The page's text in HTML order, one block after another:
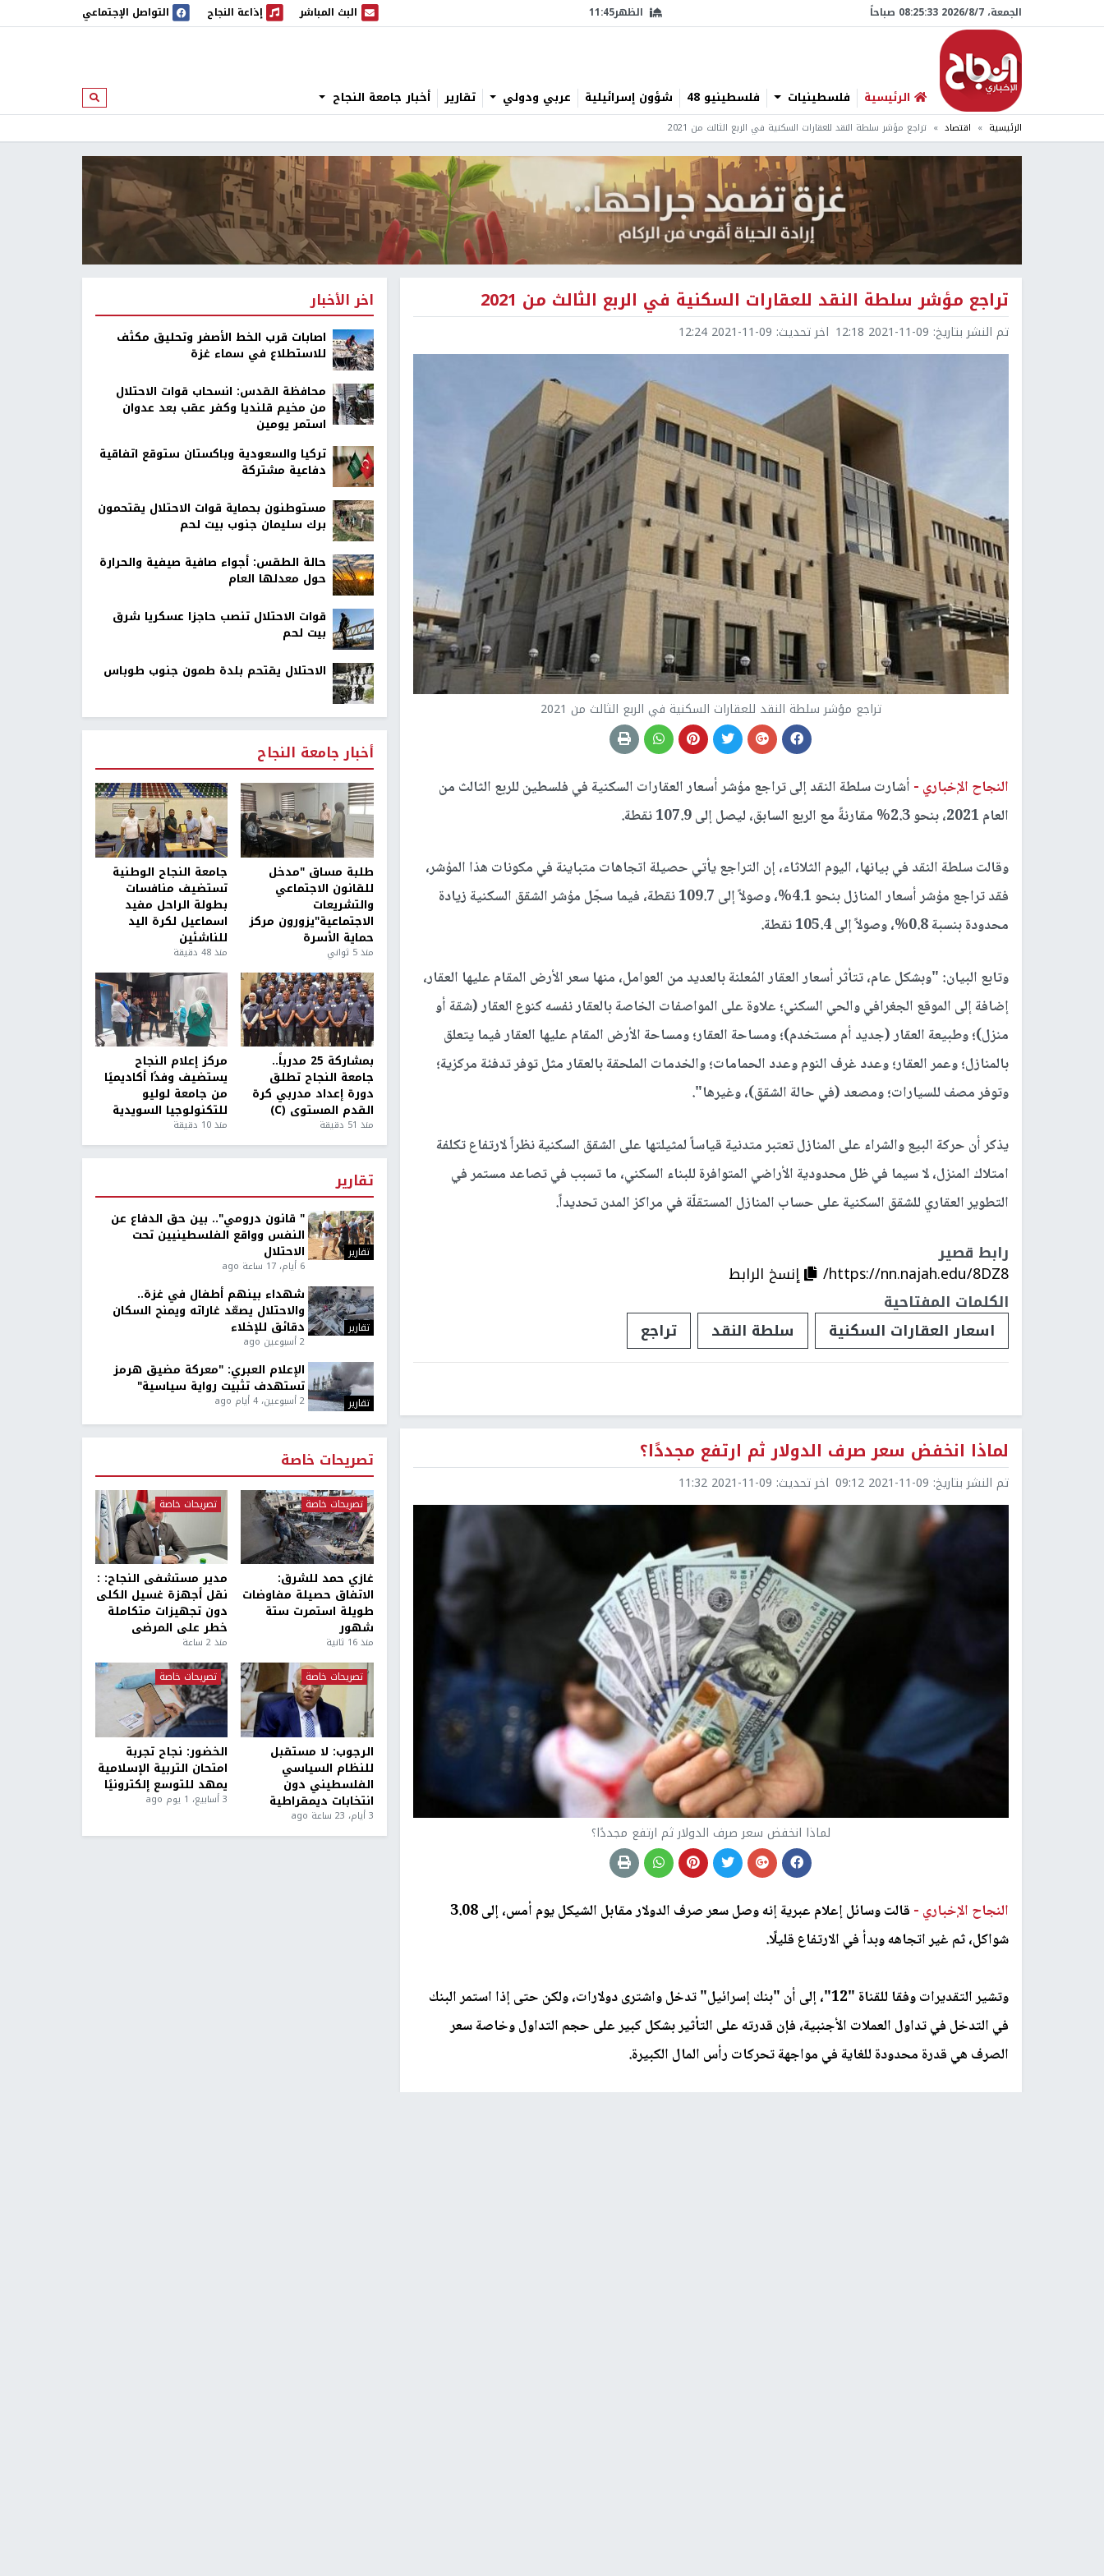
الجمعة، 7/‏8/‏2026 08:25:34 صباحاً الظهر11:45 البث المباشر
البث المباشر إذاعة النجاح
إذاعة النجاح التواصل الإجتماعي
الرئيسية فلسطينيات فلسطينيو 48 شؤون إسرائيلية عربي ودولي تقارير أخبار جامعة النجاح ابحث
الرئيسية اقتصاد تراجع مؤشر سلطة النقد للعقارات السكنية في الربع الثالث من 2021
تراجع مؤشر سلطة النقد للعقارات السكنية في الربع الثالث من 2021
تم النشر بتاريخ: 2021-11-09 12:18 اخر تحديث: 2021-11-09 12:24
تراجع مؤشر سلطة النقد للعقارات السكنية في الربع الثالث من 2021
النجاح الإخباري - أشارت سلطة النقد إلى تراجع مؤشر أسعار العقارات السكنية في فلسطين للربع الثالث من
العام 2021، بنحو 2.3% مقارنةً مع الربع السابق، ليصل إلى 107.9 نقطة.
وقالت سلطة النقد في بيانها، اليوم الثلاثاء، إن التراجع يأتي حصيلة اتجاهات متباينة في مكونات هذا المؤشر،
فقد تراجع مؤشر أسعار المنازل بنحو 4.1%، وصولاً إلى 109.7 نقطة، فيما سجّل مؤشر الشقق السكنية زيادة
محدودة بنسبة 0.8%، وصولاً إلى 105.4 نقطة.
وتابع البيان: "وبشكل عام، تتأثر أسعار العقار المُعلنة بالعديد من العوامل، منها سعر الأرض المقام عليها العقار،
إضافة إلى الموقع الجغرافي والحي السكني؛ علاوة على المواصفات الخاصة بالعقار نفسه كنوع العقار (شقة أو
منزل)؛ وطبيعة العقار (جديد أم مستخدم)؛ ومساحة العقار؛ ومساحة الأرض المقام عليها العقار فيما يتعلق
بالمنازل؛ وعمر العقار؛ وعدد غرف النوم وعدد الحمامات؛ والخدمات الملحقة بالعقار مثل توفر تدفئة مركزية؛
وتوفر مصف للسيارات؛ ومصعد (في حالة الشقق)، وغيرها".
يذكر أن حركة البيع والشراء على المنازل تعتبر متدنية قياساً لمثيلتها على الشقق السكنية نظراً لارتفاع تكلفة
امتلاك المنزل، لا سيما في ظل محدودية الأراضي المتوافرة للبناء السكني، ما تسبب في تصاعد مستمر في
التطوير العقاري للشقق السكنية على حساب المنازل المستقلّة في مراكز المدن تحديداً.
رابط قصير
https://nn.najah.edu/8DZ8/
إنسخ الرابط
الكلمات المفتاحية
اسعار العقارات السكنية
سلطة النقد تراجع
لماذا انخفض سعر صرف الدولار ثم ارتفع مجددًا؟
تم النشر بتاريخ: 2021-11-09 09:12 اخر تحديث: 2021-11-09 11:32
لماذا انخفض سعر صرف الدولار ثم ارتفع مجددًا؟
النجاح الإخباري -
قالت وسائل إعلام عبرية إنه وصل سعر صرف الدولار مقابل الشيكل يوم أمس، إلى 3.08
شواكل، ثم غير اتجاهه وبدأ في الارتفاع قليلًا.
وتشير التقديرات وفقا للقناة "12"، إلى أن "بنك إسرائيل" تدخل واشترى دولارات، ولكن حتى إذا استمر البنك
في التدخل في تداول العملات الأجنبية، فإن قدرته على التأثير بشكل كبير على حجم التداول وخاصة سعر
الصرف هي قدرة محدودة للغاية في مواجهة تحركات رأس المال الكبيرة.
اخر الأخبار
اصابات قرب الخط الأصفر وتحليق مكثف
للاستطلاع في سماء غزة
محافظة القدس: انسحاب قوات الاحتلال
من مخيم قلنديا وكفر عقب بعد عدوان
استمر يومين
تركيا والسعودية وباكستان ستوقع اتفاقية
دفاعية مشتركة
مستوطنون بحماية قوات الاحتلال يقتحمون
برك سليمان جنوب بيت لحم
حالة الطقس: أجواء صافية صيفية والحرارة
حول معدلها العام
قوات الاحتلال تنصب حاجزا عسكريا شرق
بيت لحم
الاحتلال يقتحم بلدة طمون جنوب طوباس
أخبار جامعة النجاح
طلبة مساق "مدخل
للقانون الاجتماعي
والتشريعات
الاجتماعية"يزورون مركز
حماية الأسرة
منذ 5 ثواني
جامعة النجاح الوطنية
تستضيف منافسات
بطولة الراحل مفيد
اسماعيل لكرة اليد
للناشئين
منذ 48 دقيقة
بمشاركة 25 مدرباً..
جامعة النجاح تطلق
دورة إعداد مدربي كرة
القدم المستوى (C)
منذ 51 دقيقة
مركز إعلام النجاح
يستضيف وفدًا أكاديميًا
من جامعة لوليو
للتكنولوجيا السويدية
منذ 10 دقيقة
تقارير
تقارير
" قانون درومي".. بين حق الدفاع عن
النفس وواقع الفلسطينيين تحت
الاحتلال
6 أيام، 17 ساعة ago
تقارير
شهداء بينهم أطفال في غزة..
والاحتلال يصعّد غاراته ويمنح السكان
دقائق للإخلاء
2 أسبوعين ago
تقارير
الإعلام العبري: "معركة مضيق هرمز
تستهدف تثبيت رواية سياسية"
2 أسبوعين، 4 أيام ago
تصريحات خاصة
تصريحات خاصة
غازي حمد للشرق:
الاتفاق حصيلة مفاوضات
طويلة استمرت ستة
شهور
منذ 16 ثانية
تصريحات خاصة
مدير مستشفى النجاح: :
نقل أجهزة غسيل الكلى
دون تجهيزات متكاملة
خطر على المرضى
منذ 2 ساعة
تصريحات خاصة
الرجوب: لا مستقبل
للنظام السياسي
الفلسطيني دون
انتخابات ديمقراطية
3 أيام، 23 ساعة ago
تصريحات خاصة
الخضور: نجاح تجربة
امتحان التربية الإسلامية
يمهد للتوسع إلكترونيًا
3 أسابيع، 1 يوم ago